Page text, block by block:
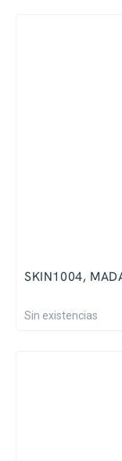
SKIN1004,
Sin existencias